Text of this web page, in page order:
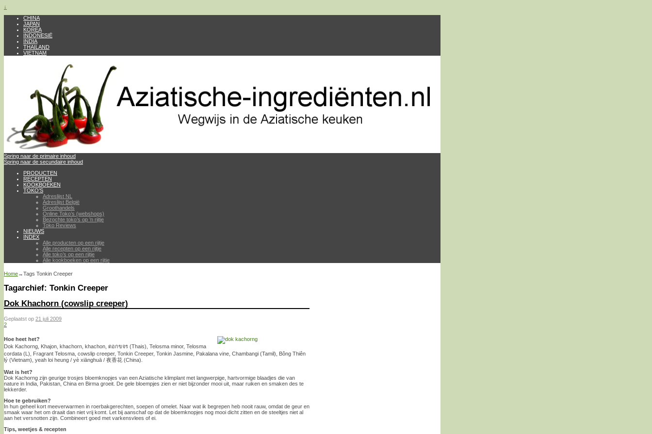
↓
CHINA
JAPAN
KOREA
INDONESIË
INDIA
THAILAND
VIETNAM
Spring naar de primaire inhoud
Spring naar de secundaire inhoud
PRODUCTEN
RECEPTEN
KOOKBOEKEN
TOKO’S
Adreslijst NL
Adreslijst België
Groothandels
Online Toko’s (webshops)
Bezochte toko’s op ’n rijtje
Toko Reviews
NIEUWS
INDEX
Alle producten op een rijtje
Alle recepten op een rijtje
Alle toko’s op een rijtje
Alle kookboeken op een rijtje
Home→Tags Tonkin Creeper
Tagarchief: Tonkin Creeper
Dok Khachorn (cowslip creeper)
Geplaatst op 21 juli 2009
2
Hoe heet het?
Dok Kachorng, Khajon, khachorn, khachon, ดอกขจร (Thais), Telosma minor, Telosma
cordata (L), Fragrant Telosma, cowslip creeper, Tonkin Creeper, Tonkin Jasmine, Pakalana vine, Chambangi (Tamil), Bông Thiên
lý (Vietnam), yeah loi heung / yè xiānghuā / 夜香花 (China).
Wat is het?
Dok Kachorng zijn geurige trosjes bloemknopjes van een Aziatische klimplant met langwerpige, hartvormige blaadjes die van
nature in India, Pakistan, China en Birma groeit. De gele bloempjes zien er niet bijzonder mooi uit, maar ruiken en smaken des te
lekkerder.
Hoe te gebruiken?
In hun geheel kort meeverwarmen in roerbakgerechten, soepen of omelet. Naar wat ik begrepen heb nooit rauw, omdat de geur en
smaak waar het om draait dan niet vrij komt. Let bij aanschaf op dat de bloemknopjes nog mooi dicht zitten en de steeltjes niet al
aan het versnotten zijn. Combineert goed met varkensvlees of ei.
Tips, weetjes & recepten